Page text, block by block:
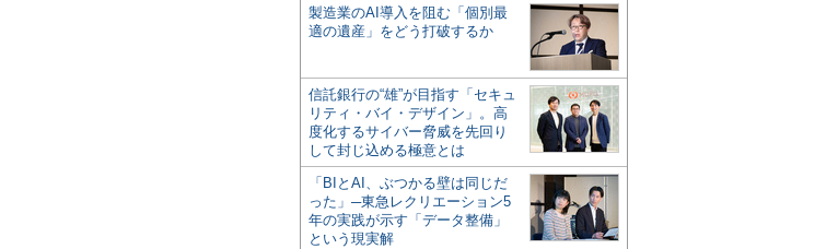
製造業のAI導入を阻む「個別最
適の遺産」をどう打破するか
信託銀行の“雄”が目指す「セキュ
リティ・バイ・デザイン」。高
度化するサイバー脅威を先回り
して封じ込める極意とは
「BIとAI、ぶつかる壁は同じだ
った」─東急レクリエーション5
年の実践が示す「データ整備」
という現実解